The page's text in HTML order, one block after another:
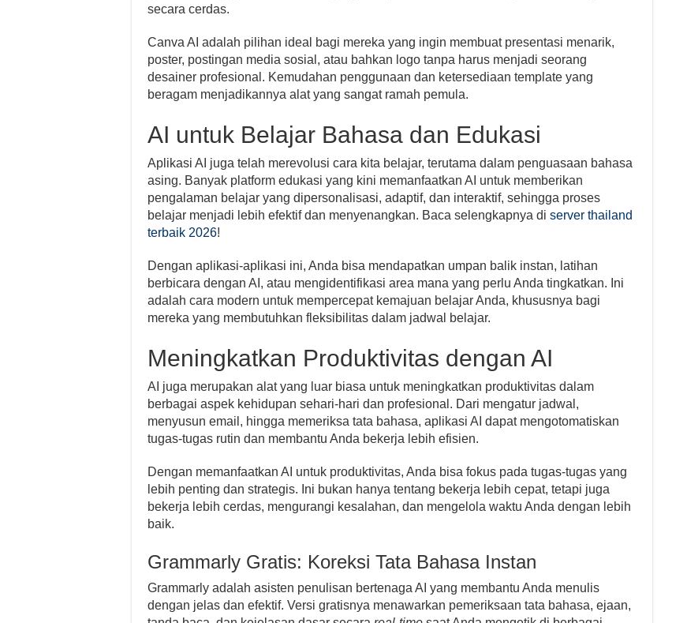
secara cerdas.
Canva AI adalah pilihan ideal bagi mereka yang ingin membuat presentasi menarik,
poster, postingan media sosial, atau bahkan logo tanpa harus menjadi seorang
desainer profesional. Kemudahan penggunaan dan ketersediaan template yang
beragam menjadikannya alat yang sangat ramah pemula.
AI untuk Belajar Bahasa dan Edukasi
Aplikasi AI juga telah merevolusi cara kita belajar, terutama dalam penguasaan bahasa
asing. Banyak platform edukasi yang kini memanfaatkan AI untuk memberikan
pengalaman belajar yang dipersonalisasi, adaptif, dan interaktif, sehingga proses
belajar menjadi lebih efektif dan menyenangkan. Baca selengkapnya di server thailand
terbaik 2026!
Dengan aplikasi-aplikasi ini, Anda bisa mendapatkan umpan balik instan, latihan
berbicara dengan AI, atau mengidentifikasi area mana yang perlu Anda tingkatkan. Ini
adalah cara modern untuk mempercepat kemajuan belajar Anda, khususnya bagi
mereka yang membutuhkan fleksibilitas dalam jadwal belajar.
Meningkatkan Produktivitas dengan AI
AI juga merupakan alat yang luar biasa untuk meningkatkan produktivitas dalam
berbagai aspek kehidupan sehari-hari dan profesional. Dari mengatur jadwal,
menyusun email, hingga memeriksa tata bahasa, aplikasi AI dapat mengotomatiskan
tugas-tugas rutin dan membantu Anda bekerja lebih efisien.
Dengan memanfaatkan AI untuk produktivitas, Anda bisa fokus pada tugas-tugas yang
lebih penting dan strategis. Ini bukan hanya tentang bekerja lebih cepat, tetapi juga
bekerja lebih cerdas, mengurangi kesalahan, dan mengelola waktu Anda dengan lebih
baik.
Grammarly Gratis: Koreksi Tata Bahasa Instan
Grammarly adalah asisten penulisan bertenaga AI yang membantu Anda menulis
dengan jelas dan efektif. Versi gratisnya menawarkan pemeriksaan tata bahasa, ejaan,